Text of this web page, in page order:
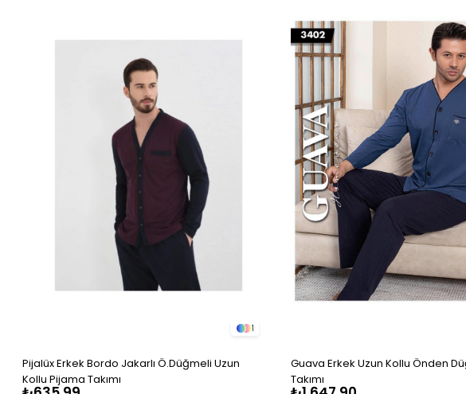
1
Pijalüx Erkek Bordo Jakarlı Ö.Düğmeli Uzun
Kollu Pijama Takımı
Guava Erkek Uzun Kollu Önden
Takımı